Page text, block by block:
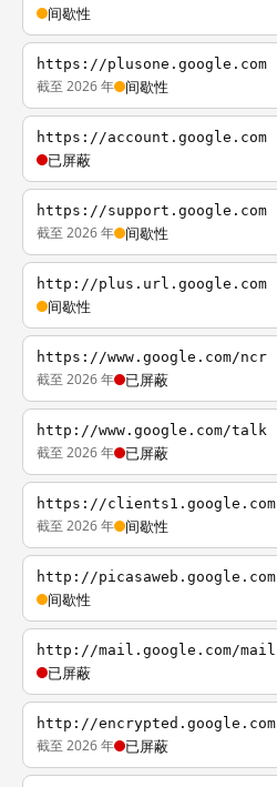
间歇性
https://plusone.google.com
截至 2026 年 间歇性
https://account.google.com
已屏蔽
https://support.google.com
截至 2026 年 间歇性
http://plus.url.google.com
间歇性
https://www.google.com/ncr
截至 2026 年 已屏蔽
http://www.google.com/talk
截至 2026 年 已屏蔽
https://clients1.google.com
截至 2026 年 间歇性
http://picasaweb.google.com
间歇性
http://mail.google.com/mail
已屏蔽
http://encrypted.google.com
截至 2026 年 已屏蔽